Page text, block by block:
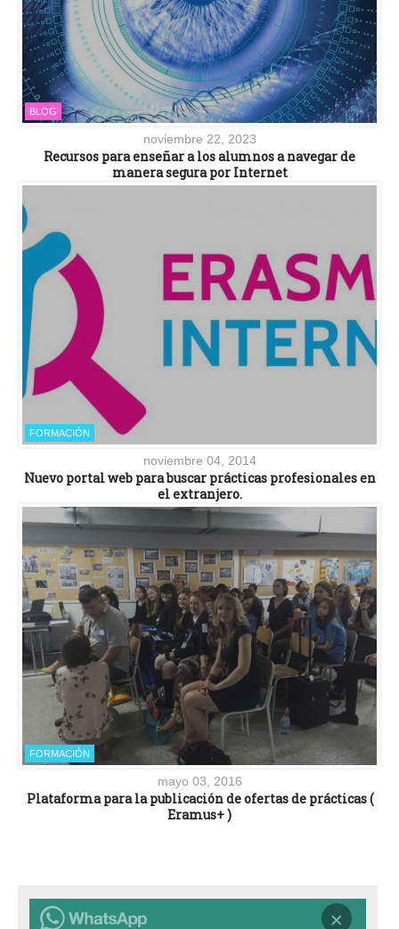
BLOG
noviembre 22, 2023
Recursos para enseñar a los alumnos a navegar de
manera segura por Internet
FORMACIÓN
noviembre 04, 2014
Nuevo portal web para buscar prácticas profesionales en
el extranjero.
FORMACIÓN
mayo 03, 2016
Plataforma para la publicación de ofertas de prácticas (
Eramus+ )